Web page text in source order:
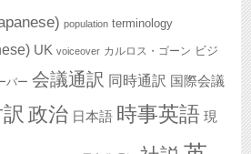
population terminology
UK voiceover カルロス・ゴーン ビジ
バー 会議通訳 同時通訳 国際会議
政治 日本語 時事英語 現